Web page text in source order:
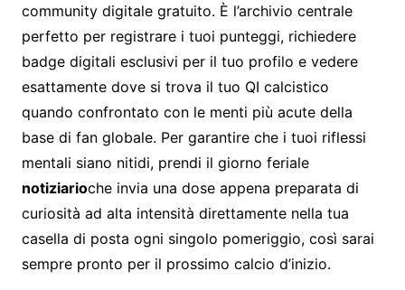
community digitale gratuito. È l’archivio centrale
perfetto per registrare i tuoi punteggi, richiedere
badge digitali esclusivi per il tuo profilo e vedere
esattamente dove si trova il tuo QI calcistico
quando confrontato con le menti più acute della
base di fan globale. Per garantire che i tuoi riflessi
mentali siano nitidi, prendi il giorno feriale
notiziarioche invia una dose appena preparata di
curiosità ad alta intensità direttamente nella tua
casella di posta ogni singolo pomeriggio, così sarai
sempre pronto per il prossimo calcio d’inizio.